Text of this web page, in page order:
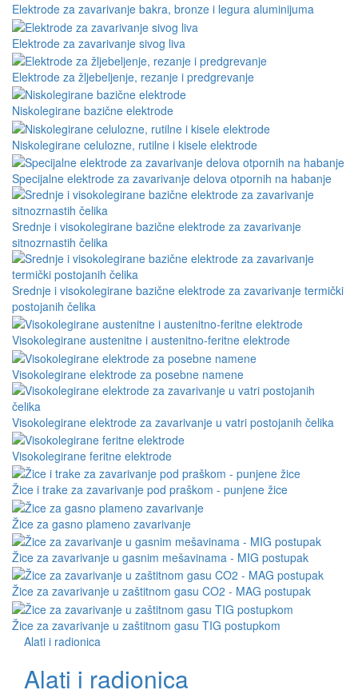
Elektrode za zavarivanje bakra, bronze i legura aluminijuma
Elektrode za zavarivanje sivog liva
Elektrode za žljebeljenje, rezanje i predgrevanje
Niskolegirane bazične elektrode
Niskolegirane celulozne, rutilne i kisele elektrode
Specijalne elektrode za zavarivanje delova otpornih na habanje
Srednje i visokolegirane bazične elektrode za zavarivanje
sitnozrnastih čelika
Srednje i visokolegirane bazične elektrode za zavarivanje termički
postojanih čelika
Visokolegirane austenitne i austenitno-feritne elektrode
Visokolegirane elektrode za posebne namene
Visokolegirane elektrode za zavarivanje u vatri postojanih čelika
Visokolegirane feritne elektrode
Žice i trake za zavarivanje pod praškom - punjene žice
Žice za gasno plameno zavarivanje
Žice za zavarivanje u gasnim mešavinama - MIG postupak
Žice za zavarivanje u zaštitnom gasu CO2 - MAG postupak
Žice za zavarivanje u zaštitnom gasu TIG postupkom
Alati i radionica
Alati i radionica